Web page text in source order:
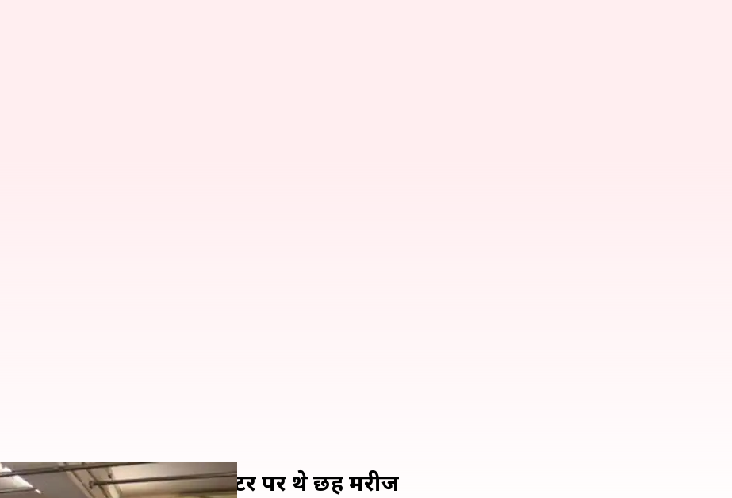
गुल रही बिजली, वेंटिलेटर पर थे छह मरीज